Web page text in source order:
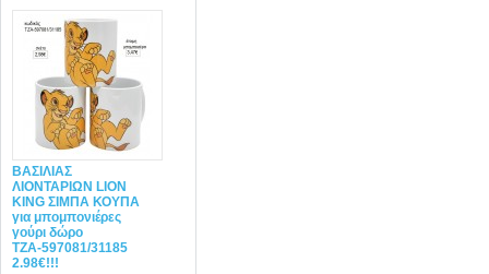
ΒΑΣΙΛΙΑΣ
ΛΙΟΝΤΑΡΙΩΝ LION
KING ΣΙΜΠΑ ΚΟΥΠΑ
για μπομπονιέρες
γούρι δώρο
ΤΖΑ-597081/31185
2.98€!!!